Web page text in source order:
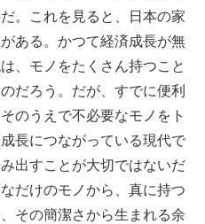
。これを見ると、日本の家
ある。かつて経済成長が無
、モノをたくさん持つこと
だろう。だが、すでに便利
のうえで不必要なモノをト
長につながっている現代で
出すことが大切ではないだ
だけのモノから、真に持つ
その簡潔さから生まれる余